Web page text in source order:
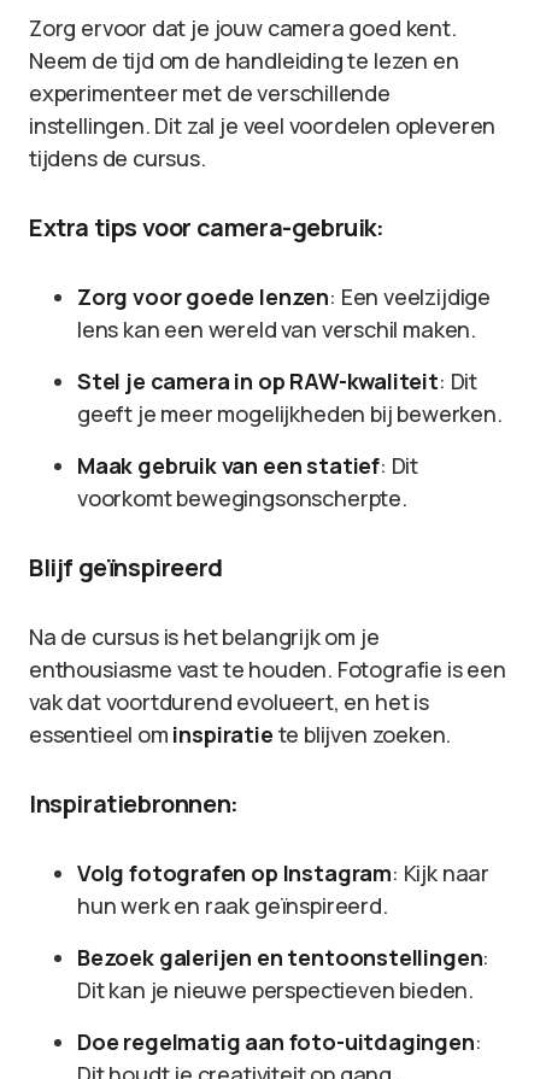
Zorg ervoor dat je jouw camera goed kent.
Neem de tijd om de handleiding te lezen en
experimenteer met de verschillende
instellingen. Dit zal je veel voordelen opleveren
tijdens de cursus.
Extra tips voor camera-gebruik:
Zorg voor goede lenzen: Een veelzijdige
lens kan een wereld van verschil maken.
Stel je camera in op RAW-kwaliteit: Dit
geeft je meer mogelijkheden bij bewerken.
Maak gebruik van een statief: Dit
voorkomt bewegingsonscherpte.
Blijf geïnspireerd
Na de cursus is het belangrijk om je
enthousiasme vast te houden. Fotografie is een
vak dat voortdurend evolueert, en het is
essentieel om inspiratie te blijven zoeken.
Inspiratiebronnen:
Volg fotografen op Instagram: Kijk naar
hun werk en raak geïnspireerd.
Bezoek galerijen en tentoonstellingen:
Dit kan je nieuwe perspectieven bieden.
Doe regelmatig aan foto-uitdagingen: